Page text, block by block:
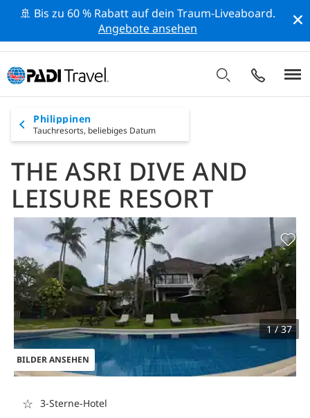
🚢 Bis zu 60 % Rabatt auf dein Traum-Liveaboard.
Angebote ansehen
Philippinen
Tauchresorts, beliebiges Datum
THE ASRI DIVE AND
LEISURE RESORT
BILDER ANSEHEN
1 / 37
☆ 3-Sterne-Hotel